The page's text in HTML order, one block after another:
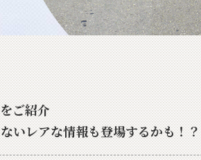
をご紹介
いレアな情報も登場するかも！？